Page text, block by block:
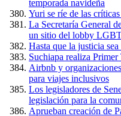
temporada navideña
Yuri se ríe de las
La Secretaría General
un sitio del lobby
Hasta que la justicia
Suchiapa realiza
Airbnb y
para viajes inclusivos
Los legisladores de
legislación para la
Aprueban creación de